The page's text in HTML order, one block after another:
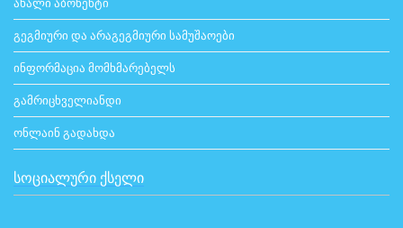
ახალი აბონენტი
გეგმიური და არაგეგმიური სამუშაოები
ინფორმაცია მომხმარებელს
გამრიცხველიანდი
ონლაინ გადახდა
ᲡᲝᲪᲘᲐᲚᲣᲠᲘ ᲥᲡᲔᲚᲘ